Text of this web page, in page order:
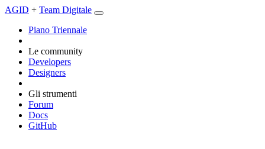
AGID + Team Digitale
Piano Triennale
Le community
Developers
Designers
Gli strumenti
Forum
Docs
GitHub